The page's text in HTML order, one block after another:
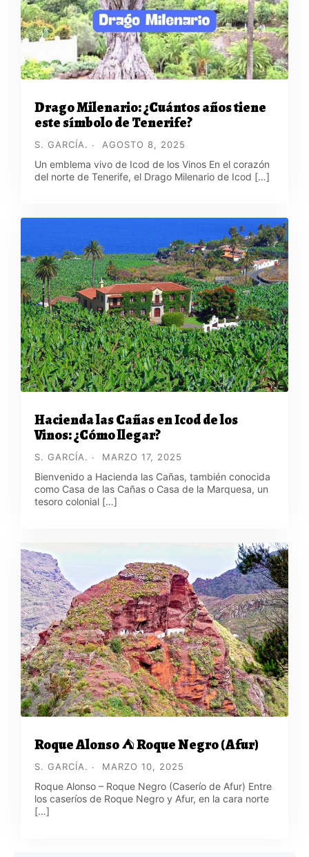
Drago Milenario: ¿Cuántos años tiene
este símbolo de Tenerife?
S. GARCÍA. AGOSTO 8, 2025
Un emblema vivo de Icod de los Vinos En el corazón
del norte de Tenerife, el Drago Milenario de Icod […]
Hacienda las Cañas en Icod de los
Vinos: ¿Cómo llegar?
S. GARCÍA. MARZO 17, 2025
Bienvenido a Hacienda las Cañas, también conocida
como Casa de las Cañas o Casa de la Marquesa, un
tesoro colonial […]
Roque Alonso ⛺ Roque Negro (Afur)
S. GARCÍA. MARZO 10, 2025
Roque Alonso – Roque Negro (Caserío de Afur) Entre
los caseríos de Roque Negro y Afur, en la cara norte
[…]